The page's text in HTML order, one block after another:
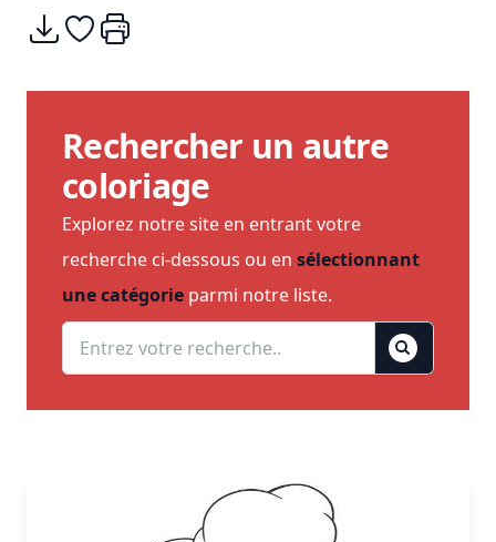
Télécharger
Ajouter à mes coups de coeurs
Imprimer
Rechercher un autre
coloriage
Explorez notre site en entrant votre
recherche ci-dessous ou en sélectionnant
une catégorie parmi notre liste.